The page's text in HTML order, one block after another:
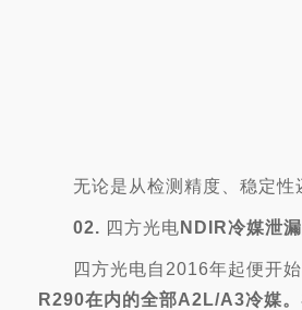
无论是从检测精度、稳定性
02. 四方光电 NDIR冷媒泄
四方光电自2016年起便开
R290在内的全部A2L/A3冷媒。